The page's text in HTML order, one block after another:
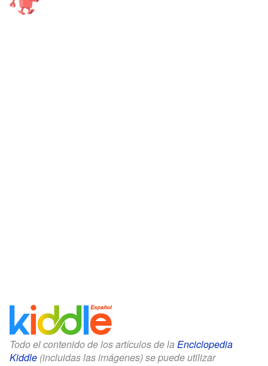
Todo el contenido de los artículos de la Enciclopedia
Kiddle (incluidas las imágenes) se puede utilizar